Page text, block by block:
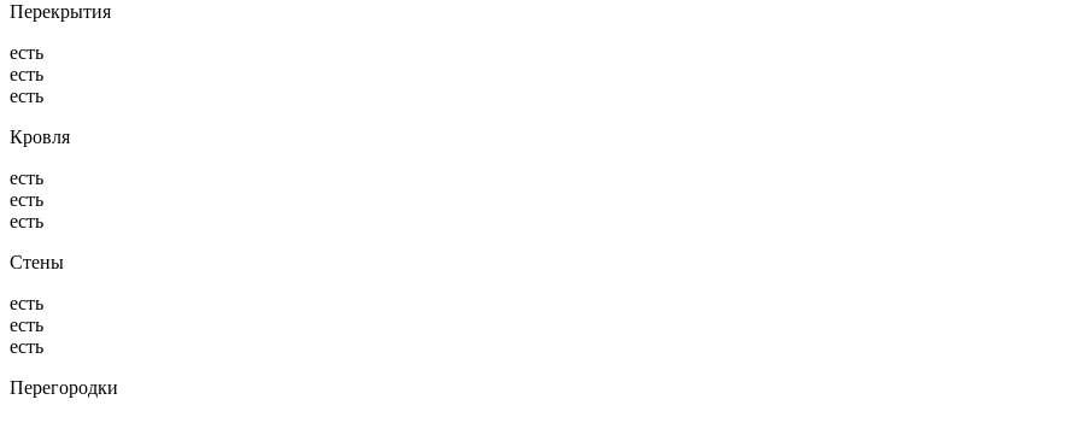
Перекрытия
есть
есть
есть
Кровля
есть
есть
есть
Стены
есть
есть
есть
Перегородки